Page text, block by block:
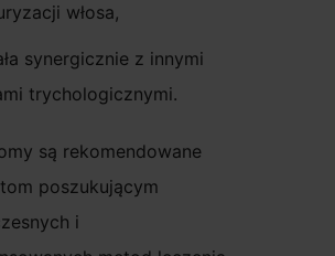
włosa,
synergicznie z innymi
trychologicznymi.
są rekomendowane
poszukującym
i